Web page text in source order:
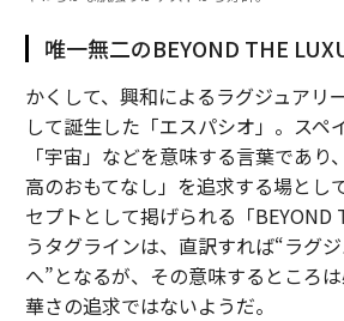
唯一無二のBEYOND THE
かくして、興和によるラグジュアリ
して誕生した「エスパシオ」。スペ
「宇宙」などを意味する言葉であり
高のおもてなし」を追求する場とし
セプトとして掲げられる「BEYOND
うタグラインは、直訳すれば“ラグ
へ”となるが、その意味するところ
華さの追求ではないようだ。